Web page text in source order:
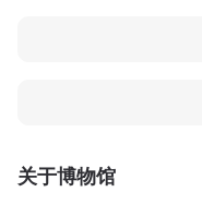
关于博物馆